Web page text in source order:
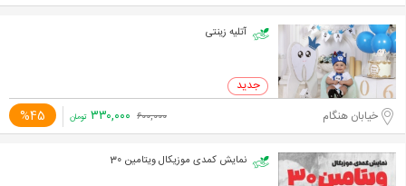
آتلیه زینتی
خیابان هنگام %45 ۶۰۰,۰۰۰ ۳۳۰,۰۰۰ تومان
نمایش کمدی موزیکال ویتامین 30